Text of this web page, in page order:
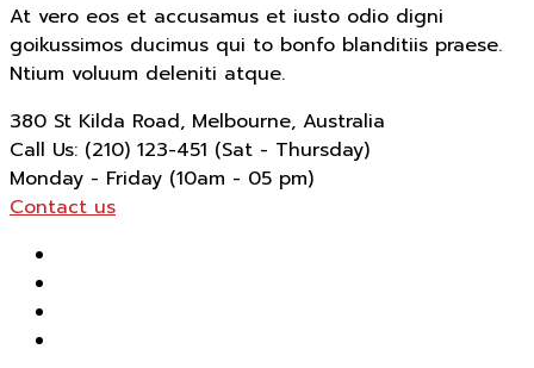
At vero eos et accusamus et iusto odio digni
goikussimos ducimus qui to bonfo blanditiis praese.
Ntium voluum deleniti atque.
380 St Kilda Road, Melbourne, Australia
Call Us: (210) 123-451 (Sat - Thursday)
Monday - Friday (10am - 05 pm)
Contact us